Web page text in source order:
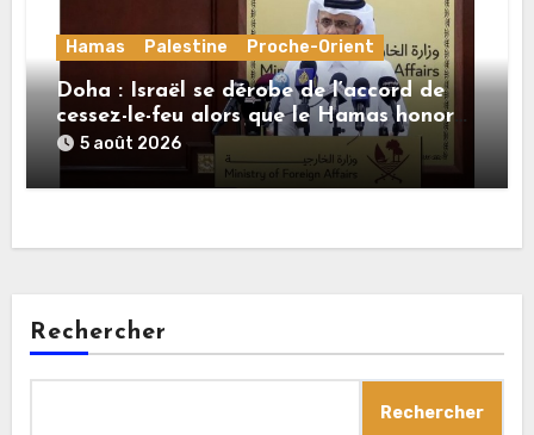
Hamas Palestine Proche-Orient
Doha : Israël se dérobe de l’accord de
cessez-le-feu alors que le Hamas honore
ses engagements
5 août 2026
Rechercher
Rechercher